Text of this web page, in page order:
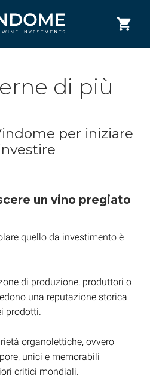
di più
per iniziare
un vino pregiato
quello da investimento è
di produzione, produttori o
una reputazione storica
prodotti.
organolettiche, ovvero
unici e memorabili
critici mondiali.